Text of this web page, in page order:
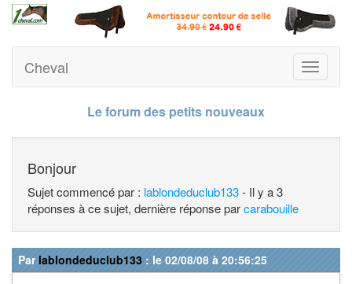
Toggle
Cheval
Le forum des petits nouveaux
Bonjour
Sujet commencé par : lablondeduclub133- Il y a 3
réponses à ce sujet, dernière réponse parcarabouille
Par lablondeduclub133 : le 02/08/08 à 20:56:25